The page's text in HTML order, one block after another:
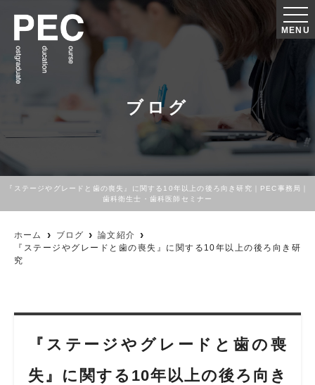
MENU
ブログ
『ステージやグレードと歯の喪失』に関する10年以上の後ろ向き研究｜PEC事務局｜
歯科衛生士・歯科医師セミナー
ホーム ブログ
論文紹介
『ステージやグレードと歯の喪失』に関する10年以上の後ろ向き研
究
『ステージやグレードと歯の喪
失』に関する10年以上の後ろ向き